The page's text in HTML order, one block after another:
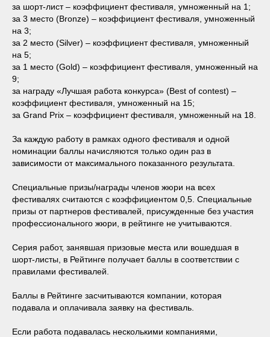
за шорт-лист – коэффициент фестиваля, умноженный на 1;
за 3 место (Bronze) – коэффициент фестиваля, умноженный
на 3;
за 2 место (Silver) – коэффициент фестиваля, умноженный
на 5;
за 1 место (Gold) – коэффициент фестиваля, умноженный на
9;
за награду «Лучшая работа конкурса» (Best of contest) –
коэффициент фестиваля, умноженный на 15;
за Grand Prix – коэффициент фестиваля, умноженный на 18.
За каждую работу в рамках одного фестиваля и одной
номинации баллы начисляются только один раз в
зависимости от максимального показанного результата.
Специальные призы/награды членов жюри на всех
фестивалях считаются с коэффициентом 0,5. Специальные
призы от партнеров фестивалей, присужденные без участия
профессионального жюри, в рейтинге не учитываются.
Серия работ, занявшая призовые места или вошедшая в
шорт-листы, в Рейтинге получает баллы в соответствии с
правилами фестивалей.
Баллы в Рейтинге засчитываются компании, которая
подавала и оплачивала заявку на фестиваль.
Если работа подавалась несколькими компаниями,